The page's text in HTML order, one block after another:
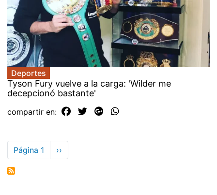
Deportes
Tyson Fury vuelve a la carga: 'Wilder me
decepcionó bastante'
compartir en:
Paginación
Página 1
Siguiente
página
››